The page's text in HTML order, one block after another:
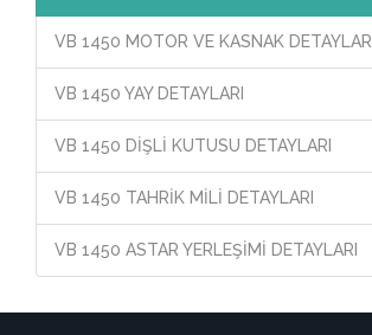
VB 1450 MOTOR VE KASNAK DETAYLARI
VB 1450 YAY DETAYLARI
VB 1450 DİŞLİ KUTUSU DETAYLARI
VB 1450 TAHRİK MİLİ DETAYLARI
VB 1450 ASTAR YERLEŞİMİ DETAYLARI